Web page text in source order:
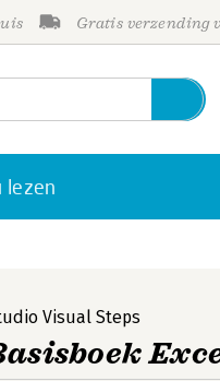
Gratis verzending
lezen
Visual Steps